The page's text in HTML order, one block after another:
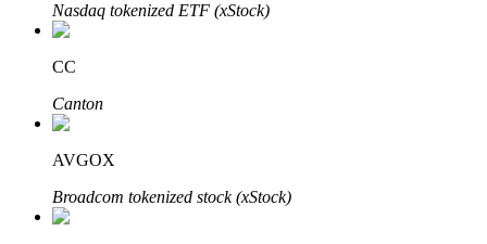
القروض
خدمة الاقتراض المدعومة بالعملات المشفرة
Nasdaq tokenized ETF (xStock)
CC
Canton
AVGOX
Broadcom tokenized stock (xStock)